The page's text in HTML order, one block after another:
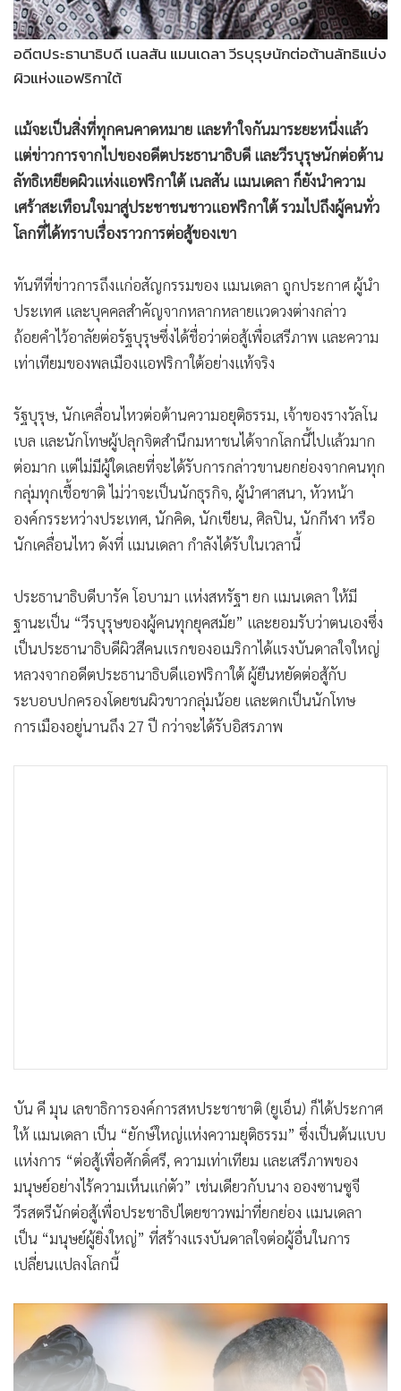
• ต่างประเทศ
• Special Scoop
• เศรษฐกิจ-ธุรกิจ
ชุมชน-คุณภาพชีวิต
• อาชญากรรม
• Motoring
• เกม
• วิทยาศาสตร์
• หุ้น
• อินโดจีน
• กองทุนรวม
• Celeb Online
• ญี่ปุ่น
• News1
Gotomanager
อดีตประธานาธิบดี เนลสัน แมนเดลา วีรบุรุษนักต่อต้านลัทธิแบ่ง
ผิวแห่งแอฟริกาใต้
แม้จะเป็นสิ่งที่ทุกคนคาดหมาย และทำใจกันมาระยะหนึ่งแล้ว
แต่ข่าวการจากไปของอดีตประธานาธิบดี และวีรบุรุษนักต่อต้าน
ลัทธิเหยียดผิวแห่งแอฟริกาใต้ เนลสัน แมนเดลา ก็ยังนำความ
เศร้าสะเทือนใจมาสู่ประชาชนชาวแอฟริกาใต้ รวมไปถึงผู้คนทั่ว
โลกที่ได้ทราบเรื่องราวการต่อสู้ของเขา
ทันทีที่ข่าวการถึงแก่อสัญกรรมของ แมนเดลา ถูกประกาศ ผู้นำ
ประเทศ และบุคคลสำคัญจากหลากหลายแวดวงต่างกล่าว
ถ้อยคำไว้อาลัยต่อรัฐบุรุษซึ่งได้ชื่อว่าต่อสู้เพื่อเสรีภาพ และความ
เท่าเทียมของพลเมืองแอฟริกาใต้อย่างแท้จริง
รัฐบุรุษ, นักเคลื่อนไหวต่อต้านความอยุติธรรม, เจ้าของรางวัลโน
เบล และนักโทษผู้ปลุกจิตสำนึกมหาชนได้จากโลกนี้ไปแล้วมาก
ต่อมาก แต่ไม่มีผู้ใดเลยที่จะได้รับการกล่าวขานยกย่องจากคนทุก
กลุ่มทุกเชื้อชาติ ไม่ว่าจะเป็นนักธุรกิจ, ผู้นำศาสนา, หัวหน้า
องค์กรระหว่างประเทศ, นักคิด, นักเขียน, ศิลปิน, นักกีฬา หรือ
นักเคลื่อนไหว ดังที่ แมนเดลา กำลังได้รับในเวลานี้
ประธานาธิบดีบารัค โอบามา แห่งสหรัฐฯ ยก แมนเดลา ให้มี
ฐานะเป็น “วีรบุรุษของผู้คนทุกยุคสมัย” และยอมรับว่าตนเองซึ่ง
เป็นประธานาธิบดีผิวสีคนแรกของอเมริกาได้แรงบันดาลใจใหญ่
หลวงจากอดีตประธานาธิบดีแอฟริกาใต้ ผู้ยืนหยัดต่อสู้กับ
ระบอบปกครองโดยชนผิวขาวกลุ่มน้อย และตกเป็นนักโทษ
การเมืองอยู่นานถึง 27 ปี กว่าจะได้รับอิสรภาพ
บัน คี มุน เลขาธิการองค์การสหประชาชาติ (ยูเอ็น) ก็ได้ประกาศ
ให้ แมนเดลา เป็น “ยักษ์ใหญ่แห่งความยุติธรรม” ซึ่งเป็นต้นแบบ
แห่งการ “ต่อสู้เพื่อศักดิ์ศรี, ความเท่าเทียม และเสรีภาพของ
มนุษย์อย่างไร้ความเห็นแก่ตัว” เช่นเดียวกับนาง อองซานซูจี
วีรสตรีนักต่อสู้เพื่อประชาธิปไตยชาวพม่าที่ยกย่อง แมนเดลา
เป็น “มนุษย์ผู้ยิ่งใหญ่” ที่สร้างแรงบันดาลใจต่อผู้อื่นในการ
เปลี่ยนแปลงโลกนี้